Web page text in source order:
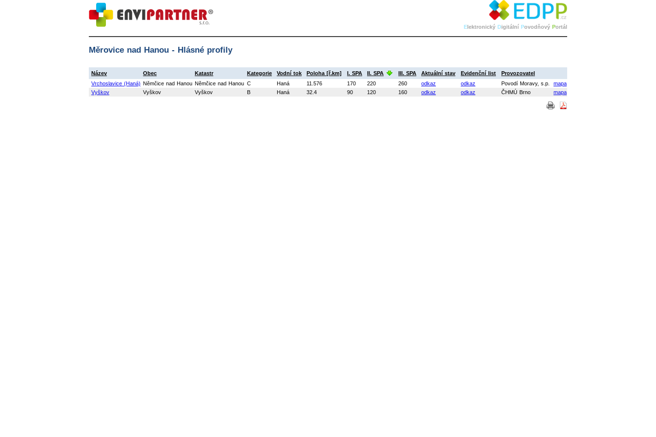
Elektronický Digitální Povodňový Portál
Měrovice nad Hanou - Hlásné profily
Název Obec Katastr Kategorie Vodní tok Poloha [ř.km] I. SPA II. SPA III. SPA Aktuální stav Evidenční list
Provozovatel
Vrchoslavice (Haná) Němčice nad Hanou Němčice nad Hanou C Haná 11.576 170 220 260 odkaz odkaz Povodí Moravy, s.p.
mapa
Vyškov
Vyškov Vyškov B Haná 32.4 90 120 160 odkaz odkaz ČHMÚ Brno mapa